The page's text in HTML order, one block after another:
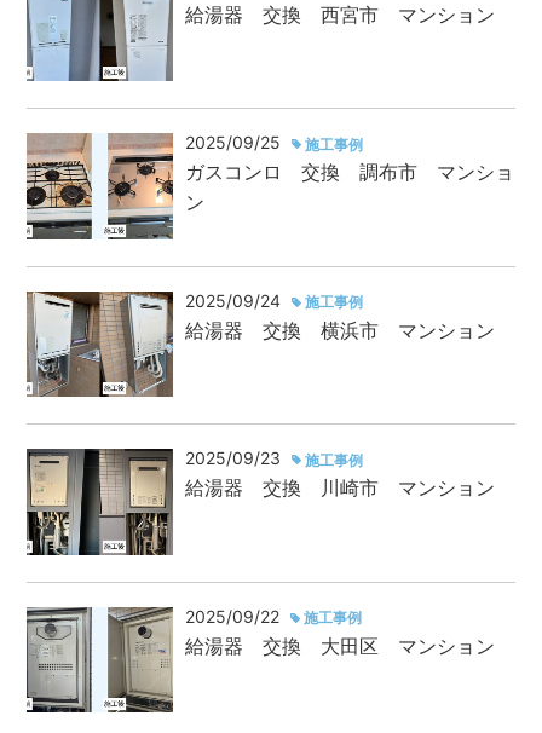
給湯器 交換 西宮市 マンション
2025/09/25 施工事例
ガスコンロ 交換 調布市 マンショ
ン
2025/09/24 施工事例
給湯器 交換 横浜市 マンション
2025/09/23 施工事例
給湯器 交換 川崎市 マンション
2025/09/22 施工事例
給湯器 交換 大田区 マンション